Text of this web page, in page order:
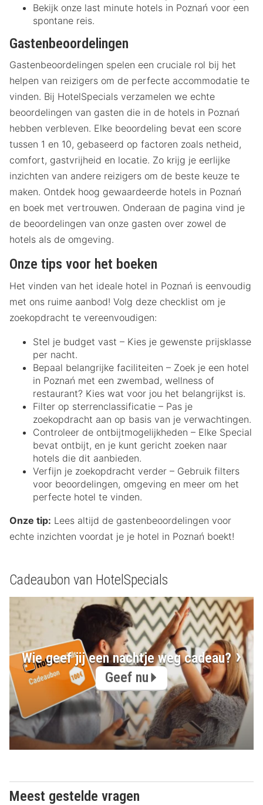
Bekijk onze last minute hotels in Poznań voor een
spontane reis.
Gastenbeoordelingen
Gastenbeoordelingen spelen een cruciale rol bij het
helpen van reizigers om de perfecte accommodatie te
vinden. Bij HotelSpecials verzamelen we echte
beoordelingen van gasten die in de hotels in Poznań
hebben verbleven. Elke beoordeling bevat een score
tussen 1 en 10, gebaseerd op factoren zoals netheid,
comfort, gastvrijheid en locatie. Zo krijg je eerlijke
inzichten van andere reizigers om de beste keuze te
maken. Ontdek hoog gewaardeerde hotels in Poznań
en boek met vertrouwen. Onderaan de pagina vind je
de beoordelingen van onze gasten over zowel de
hotels als de omgeving.
Onze tips voor het boeken
Het vinden van het ideale hotel in Poznań is eenvoudig
met ons ruime aanbod! Volg deze checklist om je
zoekopdracht te vereenvoudigen:
Stel je budget vast – Kies je gewenste prijsklasse
per nacht.
Bepaal belangrijke faciliteiten – Zoek je een hotel
in Poznań met een zwembad, wellness of
restaurant? Kies wat voor jou het belangrijkst is.
Filter op sterrenclassificatie – Pas je
zoekopdracht aan op basis van je verwachtingen.
Controleer de ontbijtmogelijkheden – Elke Special
bevat ontbijt, en je kunt gericht zoeken naar
hotels die dit aanbieden.
Verfijn je zoekopdracht verder – Gebruik filters
voor beoordelingen, omgeving en meer om het
perfecte hotel te vinden.
Onze tip: Lees altijd de gastenbeoordelingen voor
echte inzichten voordat je je hotel in Poznań boekt!
Cadeaubon van HotelSpecials
Wie geef jij een nachtje weg cadeau?
Geef nu
Meest gestelde vragen